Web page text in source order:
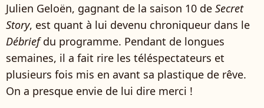
Julien Geloën, gagnant de la saison 10 de Secret
Story, est quant à lui devenu chroniqueur dans le
Débriefdu programme. Pendant de longues
semaines, il a fait rire les téléspectateurs et
plusieurs fois mis en avant sa plastique de rêve.
On a presque envie de lui dire merci !